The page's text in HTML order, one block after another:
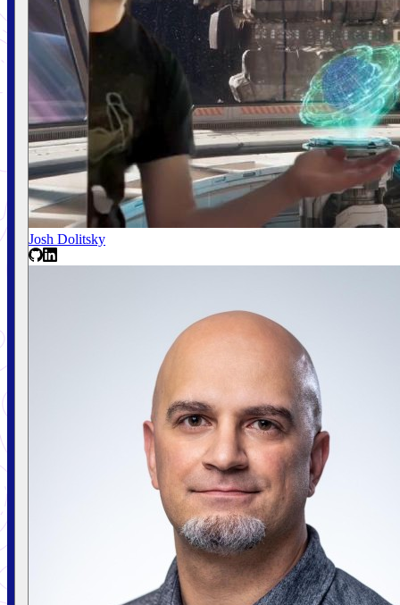
Josh Dolitsky